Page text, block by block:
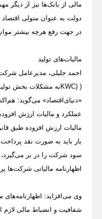
مالی از بانک‌ها نیز از دیگر
دولت به عنوان متولی
در جهت رفع هرچه بیشتر
مالیات‌های تولید
احمد جلیلی، مدیرعامل
(
KWC) به مشکلات بخش
«دنیای‌اقتصاد» می‌گوید:
عملکرد و مالیات ارزش
سود شرکت را در بر می‌گیرد،
اظهارنامه مالیاتی شرکت‌ها
وی می‌افزاید: اظهارنامه‌های
شفافیت و انضباط مالی لازم